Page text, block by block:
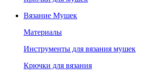
Вязание Мушек
Материалы
Инструменты для вязания мушек
Крючки для вязания